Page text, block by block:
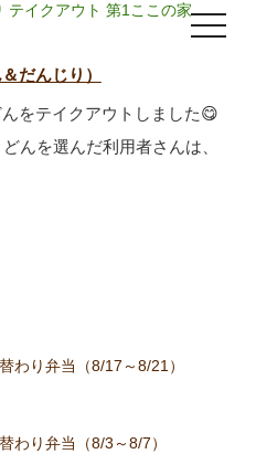
toggle
テイクアウト 第1ここの家
だんじり）
をテイクアウトしました😋
んを選んだ利用者さんは、
わり弁当（8/17～8/21）
わり弁当（8/3～8/7）